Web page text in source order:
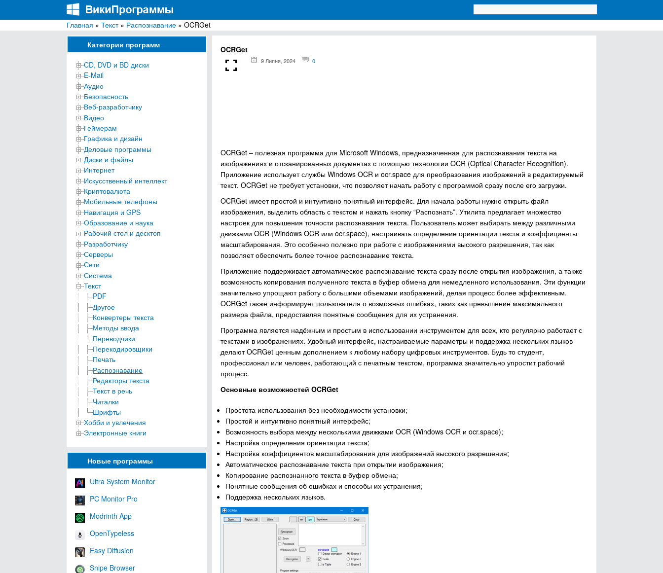
ВикиПрограммы
Энциклопедия бесплатных компьютерных программ для Windows
Главная » Текст» Распознавание » OCRGet
Категории программ
CD, DVD и BD диски
E-Mail
Аудио
Безопасность
Веб-разработчику
Видео
Геймерам
Графика и дизайн
Деловые программы
Диски и файлы
Интернет
Искусственный интеллект
Криптовалюта
Мобильные телефоны
Навигация и GPS
Образование и наука
Рабочий стол и десктоп
Разработчику
Серверы
Сети
Система
Текст
PDF
Другое
Конвертеры текста
Методы ввода
Переводчики
Перекодировщики
Печать
Распознавание
Редакторы текста
Текст в речь
Читалки
Шрифты
Хобби и увлечения
Электронные книги
Новые программы
Ultra System Monitor
PC Monitor Pro
Modrinth App
OpenTypeless
Easy Diffusion
Snipe Browser
OCRGet
9 Липня, 2024 0
OCRGet – полезная программа для Microsoft Windows, предназначенная для распознавания текста на
изображениях и отсканированных документах с помощью технологии OCR (Optical Character Recognition).
Приложение использует службы Windows OCR и ocr.space для преобразования изображений в редактируемый
текст. OCRGet не требует установки, что позволяет начать работу с программой сразу после его загрузки.
OCRGet имеет простой и интуитивно понятный интерфейс. Для начала работы нужно открыть файл
изображения, выделить область с текстом и нажать кнопку “Распознать”. Утилита предлагает множество
настроек для повышения точности распознавания текста. Пользователь может выбирать между различными
движками OCR (Windows OCR или ocr.space), настраивать определение ориентации текста и коэффициенты
масштабирования. Это особенно полезно при работе с изображениями высокого разрешения, так как
позволяет обеспечить более точное распознавание текста.
Приложение поддерживает автоматическое распознавание текста сразу после открытия изображения, а также
возможность копирования полученного текста в буфер обмена для немедленного использования. Эти функции
значительно упрощают работу с большими объемами изображений, делая процесс более эффективным.
OCRGet также информирует пользователя о возможных ошибках, таких как превышение максимального
размера файла, предоставляя понятные сообщения для их устранения.
Программа является надёжным и простым в использовании инструментом для всех, кто регулярно работает с
текстами в изображениях. Удобный интерфейс, настраиваемые параметры и поддержка нескольких языков
делают OCRGet ценным дополнением к любому набору цифровых инструментов. Будь то студент,
профессионал или человек, работающий с печатным текстом, программа значительно упростит рабочий
процесс.
Основные возможностей OCRGet
Простота использования без необходимости установки;
Простой и интуитивно понятный интерфейс;
Возможность выбора между несколькими движками OCR (Windows OCR и ocr.space);
Настройка определения ориентации текста;
Настройка коэффициентов масштабирования для изображений высокого разрешения;
Автоматическое распознавание текста при открытии изображения;
Копирование распознанного текста в буфер обмена;
Понятные сообщения об ошибках и способы их устранения;
Поддержка нескольких языков.